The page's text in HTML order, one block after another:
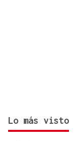
Lo más visto